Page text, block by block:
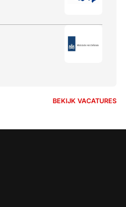
BEKIJK VACATURES